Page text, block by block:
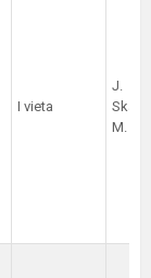
I vieta
J.
M.